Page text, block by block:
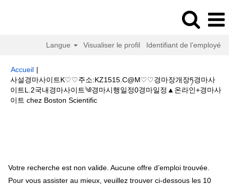
Langue Visualiser le profil Identifiant de l’employé
Accueil |
사설경마사이트K♡♡주소:KZ1515.C@M♡♡경마장개장ཏ경마사
이트L.2국내경마사이트༄경마시행일정0경마일정▲온라인+경마사
이트 chez Boston Scientific(page
Votre recherche est non valide. Aucune offre d’emploi trouvée.
Pour vous assister au mieux, veuillez trouver ci-dessous les 10